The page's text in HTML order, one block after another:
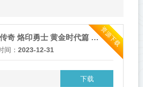
资源下载
剑风传奇 烙印勇士 黄金时代篇 MEMORIAL EDITION Berserk: Ougon Jidai-hen - Memorial Edition 01-13合集 1080p 简中内嵌 202
间： 2023-12-31
下载